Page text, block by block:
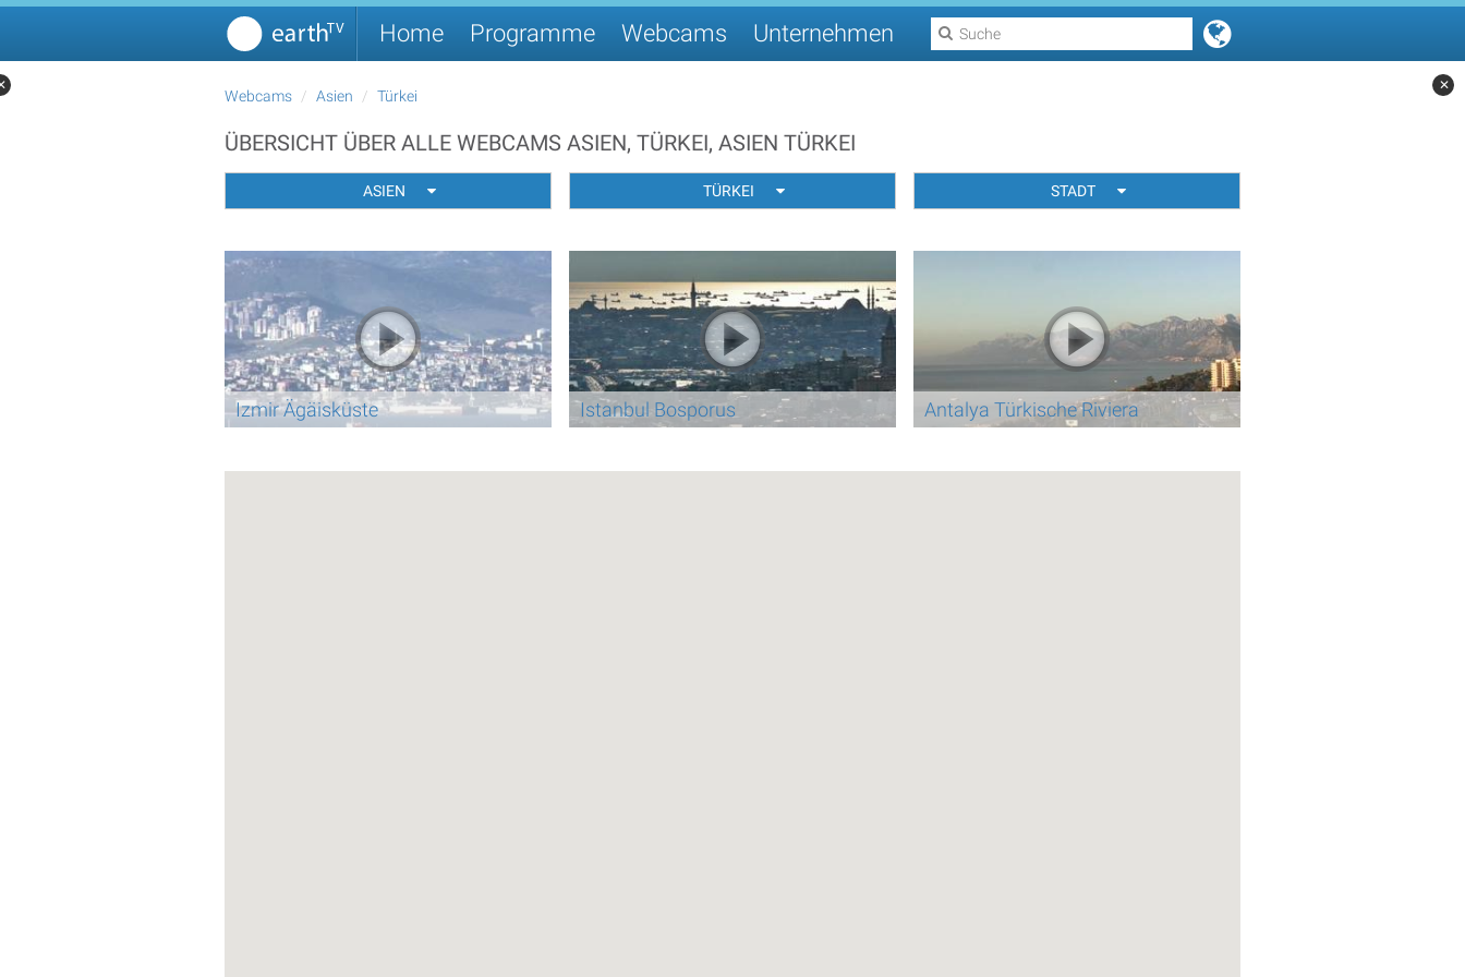
Home Programme Webcams Unternehmen
Webcams Asien Türkei
ÜBERSICHT ÜBER ALLE WEBCAMS ASIEN, TÜRKEI, ASIEN TÜRKEI
ASIEN TÜRKEI STADT
Izmir Ägäisküste Istanbul Bosporus Antalya Türkische Riviera
✕